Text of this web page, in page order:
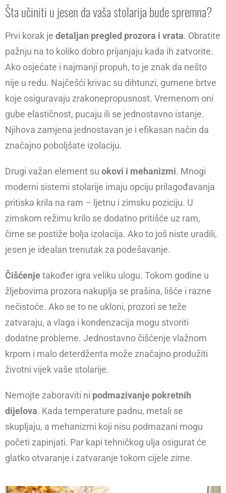
Šta učiniti u jesen da vaša stolarija bude spremna?
Prvi korak je detaljan pregled prozora i vrata. Obratite
pažnju na to koliko dobro prijanjaju kada ih zatvorite.
Ako osjećate i najmanji propuh, to je znak da nešto
nije u redu. Najčešći krivac su dihtunzi, gumene brtve
koje osiguravaju zrakonepropusnost. Vremenom oni
gube elastičnost, pucaju ili se jednostavno istanje.
Njihova zamjena jednostavan je i efikasan način da
značajno poboljšate izolaciju.
Drugi važan element su okovi i mehanizmi. Mnogi
moderni sistemi stolarije imaju opciju prilagođavanja
pritiska krila na ram – ljetnu i zimsku poziciju. U
zimskom režimu krilo se dodatno pritišće uz ram,
čime se postiže bolja izolacija. Ako to još niste uradili,
jesen je idealan trenutak za podešavanje.
Čišćenjetakođer igra veliku ulogu. Tokom godine u
žljebovima prozora nakuplja se prašina, lišće i razne
nečistoće. Ako se to ne ukloni, prozori se teže
zatvaraju, a vlaga i kondenzacija mogu stvoriti
dodatne probleme. Jednostavno čišćenje vlažnom
krpom i malo deterdženta može značajno produžiti
životni vijek vaše stolarije.
Nemojte zaboraviti ni podmazivanje pokretnih
dijelova. Kada temperature padnu, metali se
skupljaju, a mehanizmi koji nisu podmazani mogu
početi zapinjati. Par kapi tehničkog ulja osigurat će
glatko otvaranje i zatvaranje tokom cijele zime.